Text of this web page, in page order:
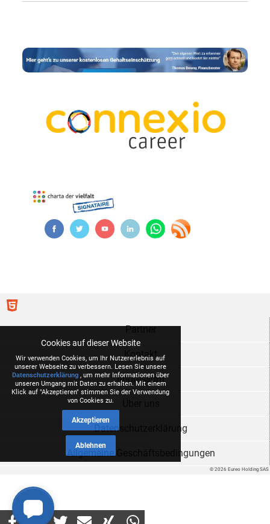
Cookies auf dieser Website
Wir verwenden Cookies, um Ihr Nutzererlebnis auf
unserer Webseite zu verbessern. Lesen Sie unsere
Datenschutzerklärung, um mehr Informationen über
unseren Umgang mit Daten zu erhalten. Mit einem
Klick auf "Akzeptieren" stimmen Sie der Verwendung
von Cookies zu.
Akzeptieren
Ablehnen
© 2026 Eureo Holding SAS
Partner
Kontakt
Impressum
Datenschutzerklärung
Allgemeine Geschäftsbedingungen